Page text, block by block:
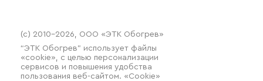
(c) 2010–2026, ООО «ЭТК Обогрев»
“ЭТК Обогрев” использует файлы
«cookie», с целью персонализации
сервисов и повышения удобства
пользования веб-сайтом. «Cookie»